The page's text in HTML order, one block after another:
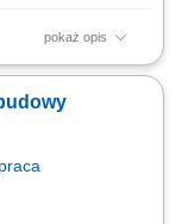
pokaż opis
żelbetowymi i
Sporządzanie
rozliczanie sprzętu i
praca